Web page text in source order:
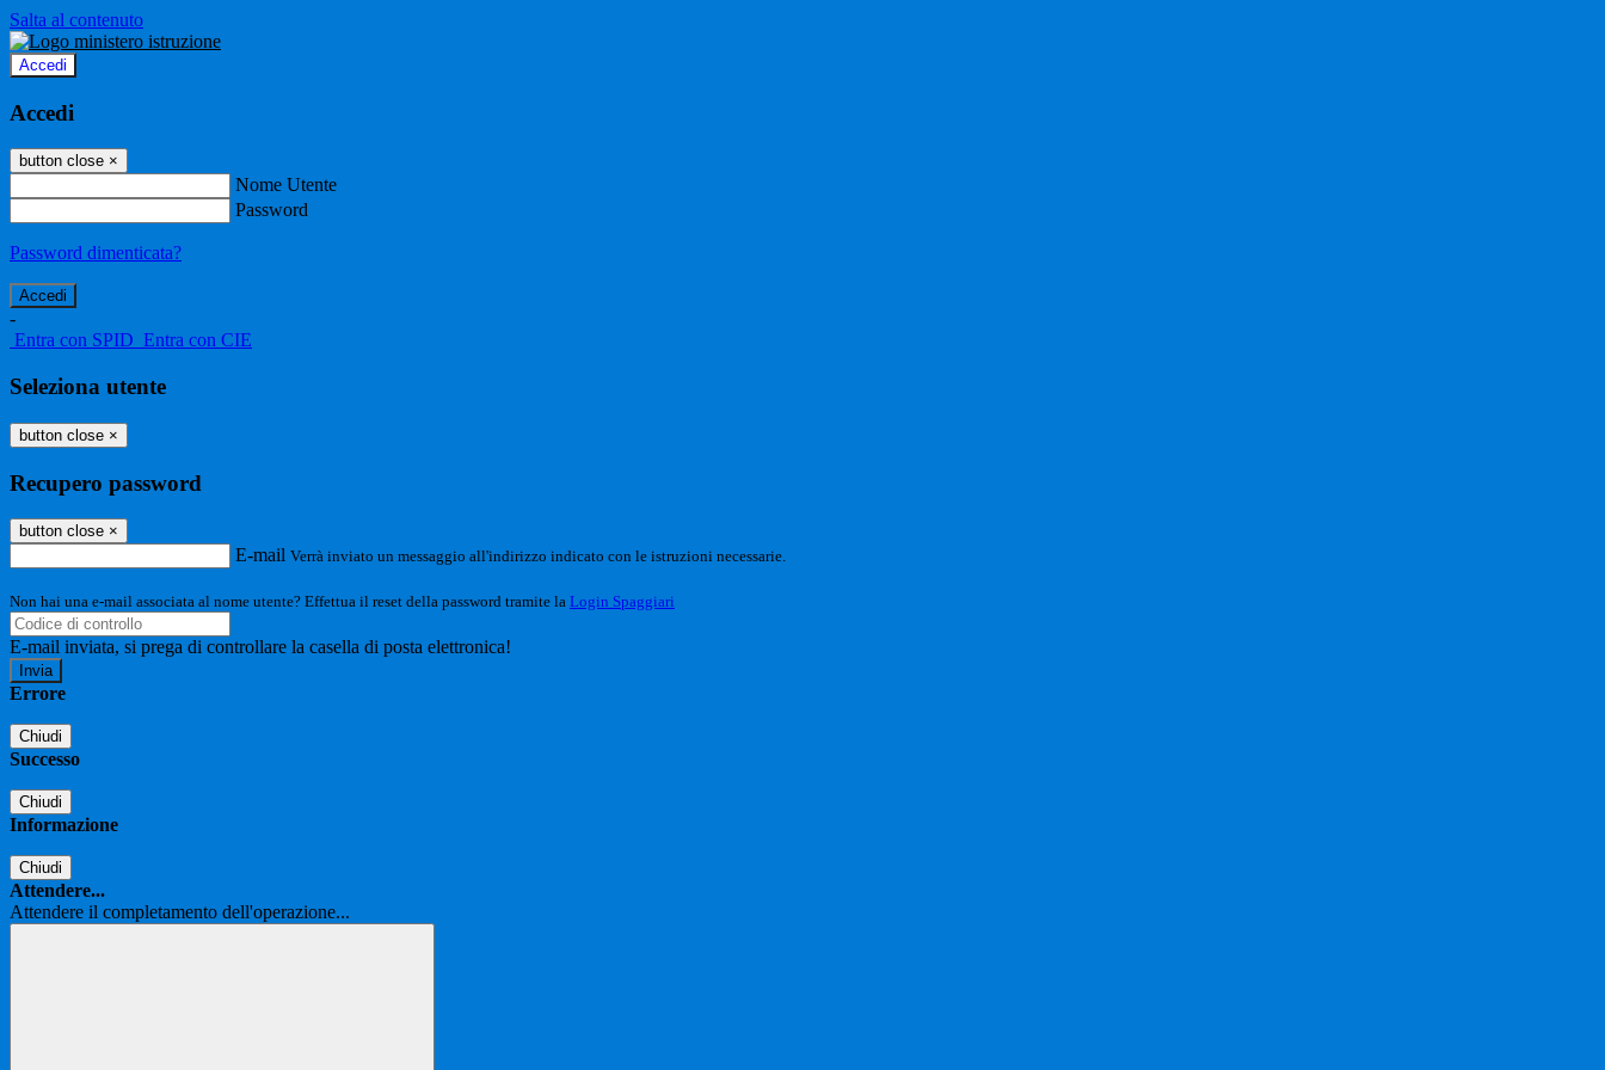
Salta al contenuto
Accedi
Accedi
button close ×
Nome Utente
Password
Password dimenticata?
-
Entra con SPID Entra con CIE
Seleziona utente
button close ×
Recupero password
button close ×
E-mail Verrà inviato un messaggio all'indirizzo indicato con le istruzioni necessarie.
Non hai una e-mail associata al nome utente? Effettua il reset della password tramite la Login Spaggiari
E-mail inviata, si prega di controllare la casella di posta elettronica!
Errore
Chiudi
Successo
Chiudi
Informazione
Chiudi
Attendere...
Attendere il completamento dell'operazione...